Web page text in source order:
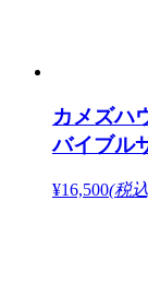
カメズハ
バイブル
¥16,500(税